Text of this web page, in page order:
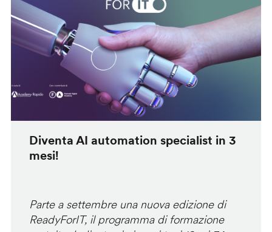
Diventa AI automation specialist in 3
mesi!
Parte a settembre una nuova edizione di
ReadyForIT, il programma di formazione